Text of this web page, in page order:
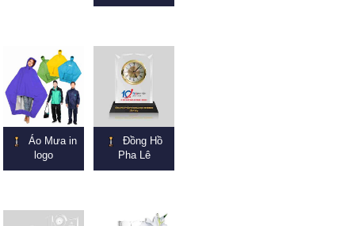
Áo Mưa in
logo
Đồng Hồ
Pha Lê